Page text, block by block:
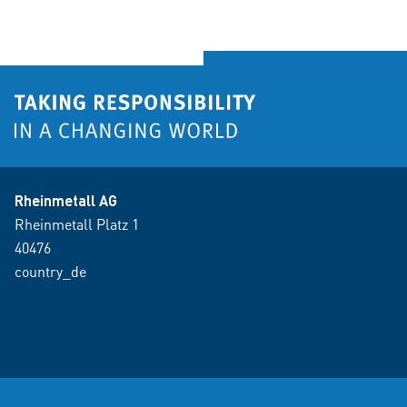
Rheinmetall AG
Rheinmetall Platz 1
40476
country_de